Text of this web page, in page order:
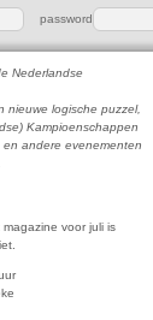
password
Nederlandse
nieuwe logische puzzel,
Kampioenschappen
andere evenementen
voor juli is